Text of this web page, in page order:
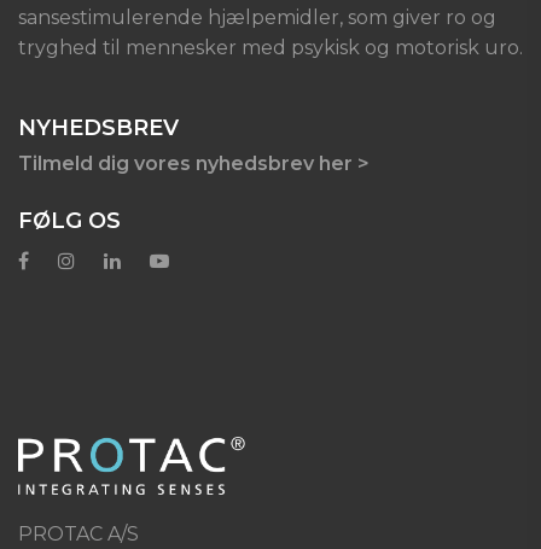
sansestimulerende hjælpemidler, som giver ro og
tryghed til mennesker med psykisk og motorisk uro.
NYHEDSBREV
Tilmeld dig vores nyhedsbrev her >
FØLG OS
PROTAC A/S